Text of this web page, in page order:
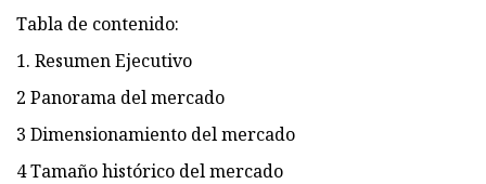
Tabla de contenido:
1. Resumen Ejecutivo
2 Panorama del mercado
3 Dimensionamiento del mercado
4 Tamaño histórico del mercado